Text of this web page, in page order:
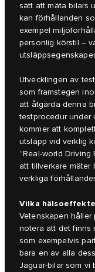
sätt att mäta bilars
kan förhållanden
exempel
personlig körstil –
Utvecklingen av
som framstegen
att åtgärda denna
testprocedur under
kommer att
utsläpp vid verklig
”Real-world Driving
att tillverkare mäter
verkliga
Vilka
Vetenskapen
notera att det finns
som exempelvis
bara en av alla
Jaguar-bilar som vi